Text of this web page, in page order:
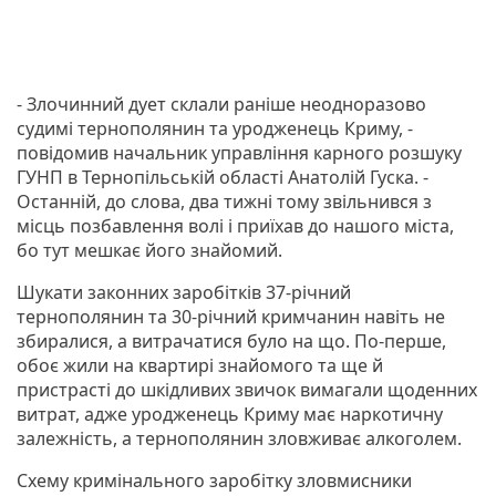
- Злочинний дует склали раніше неодноразово
судимі тернополянин та уродженець Криму, -
повідомив начальник управління карного розшуку
ГУНП в Тернопільській області Анатолій Гуска. -
Останній, до слова, два тижні тому звільнився з
місць позбавлення волі і приїхав до нашого міста,
бо тут мешкає його знайомий.
Шукати законних заробітків 37-річний
тернополянин та 30-річний кримчанин навіть не
збиралися, а витрачатися було на що. По-перше,
обоє жили на квартирі знайомого та ще й
пристрасті до шкідливих звичок вимагали щоденних
витрат, адже уродженець Криму має наркотичну
залежність, а тернополянин зловживає алкоголем.
Схему кримінального заробітку зловмисники